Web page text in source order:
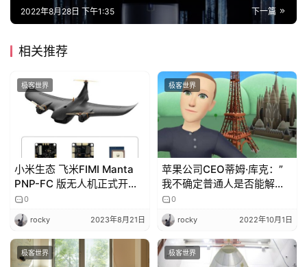
下一篇
2022年8月28日 下午1:35
相关推荐
极客世界
小米生态 飞米FIMI Manta
PNP-FC 版无人机正式开
售，首发全套 1399 元
0
rocky 2023年8月21日
极客世界
苹果公司CEO蒂姆·库克：”
我不确定普通人是否能解释
什么是元宇宙”
0
rocky 2022年10月1日
极客世界 极客世界